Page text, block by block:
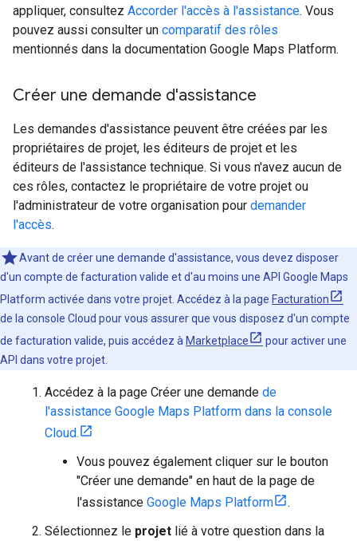
appliquer, consultez Accorder l'accès à l'assistance. Vous
pouvez aussi consulter un comparatif des rôles
mentionnés dans la documentation Google Maps Platform.
Créer une demande d'assistance
Les demandes d'assistance peuvent être créées par les
propriétaires de projet, les éditeurs de projet et les
éditeurs de l'assistance technique. Si vous n'avez aucun de
ces rôles, contactez le propriétaire de votre projet ou
l'administrateur de votre organisation pour demander
l'accès.
Avant de créer une demande d'assistance, vous devez disposer
d'un compte de facturation valide et d'au moins une API Google Maps
Platform activée dans votre projet. Accédez à la page Facturation
de la console Cloud pour vous assurer que vous disposez d'un compte
de facturation valide, puis accédez à Marketplace
pour activer une
API dans votre projet.
Accédez à la page Créer une demande de
l'assistance Google Maps Platform dans la console
Cloud.
Vous pouvez également cliquer sur le bouton
"Créer une demande" en haut de la page de
l'assistance Google Maps Platform
.
Sélectionnez le projet lié à votre question dans la